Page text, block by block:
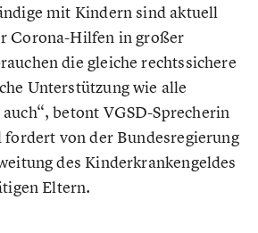
mit Kindern sind aktuell
Corona-Hilfen in großer
die gleiche rechtssichere
Unterstützung wie alle
betont VGSD-Sprecherin
von der Bundesregierung
des Kinderkrankengeldes
Eltern.